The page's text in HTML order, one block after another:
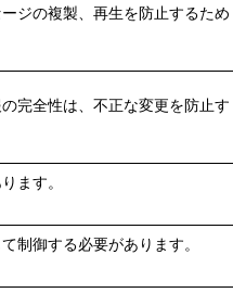
ジの複製、再生を防止するため
完全性は、不正な変更を防止す
ます。
制御する必要があります。